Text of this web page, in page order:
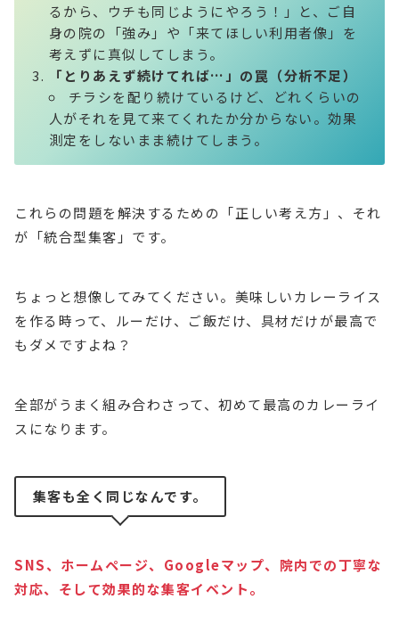
るから、ウチも同じようにやろう！」と、ご自
身の院の「強み」や「来てほしい利用者像」を
考えずに真似してしまう。
「とりあえず続けてれば…」の罠（分析不足）
チラシを配り続けているけど、どれくらいの
人がそれを見て来てくれたか分からない。効果
測定をしないまま続けてしまう。
これらの問題を解決するための「正しい考え方」、それ
が「統合型集客」です。
ちょっと想像してみてください。美味しいカレーライス
を作る時って、ルーだけ、ご飯だけ、具材だけが最高で
もダメですよね？
全部がうまく組み合わさって、初めて最高のカレーライ
スになります。
集客も全く同じなんです。
SNS、ホームページ、Googleマップ、院内での丁寧な
対応、そして効果的な集客イベント。